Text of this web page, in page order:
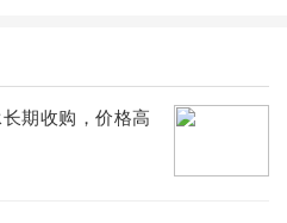
期收购，价格高